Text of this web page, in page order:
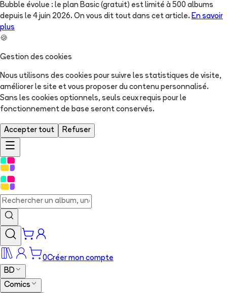
Bubble évolue : le plan Basic (gratuit) est limité à 500 albums
depuis le 4 juin 2026. On vous dit tout dans cet article. En savoir
plus
🍪
Gestion des cookies
Nous utilisons des cookies pour suivre les statistiques de visite,
améliorer le site et vous proposer du contenu personnalisé.
Sans les cookies optionnels, seuls ceux requis pour le
fonctionnement de base seront conservés.
Accepter tout Refuser
0Créer mon compte
BD
Comics